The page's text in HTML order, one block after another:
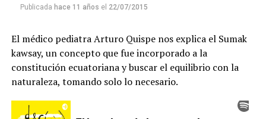
Publicada hace 11 años el 22/07/2015
El médico pediatra Arturo Quispe nos explica el Sumak
kawsay, un concepto que fue incorporado a la
constitución ecuatoriana y buscar el equilibrio con la
naturaleza, tomando solo lo necesario.